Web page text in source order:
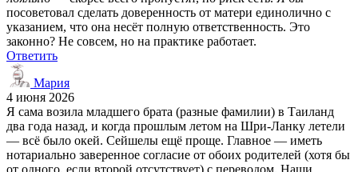
посоветовал сделать доверенность от матери единолично с
указанием, что она несёт полную ответственность. Это
законно? Не совсем, но на практике работает.
Ответить
Мария
4 июня 2026
Я сама возила младшего брата (разные фамилии) в Таиланд
два года назад, и когда прошлым летом на Шри-Ланку летели
— всё было окей. Сейшелы ещё проще. Главное — иметь
нотариально заверенное согласие от обоих родителей (хотя бы
от одного, если второй отсутствует) с переводом. Наши